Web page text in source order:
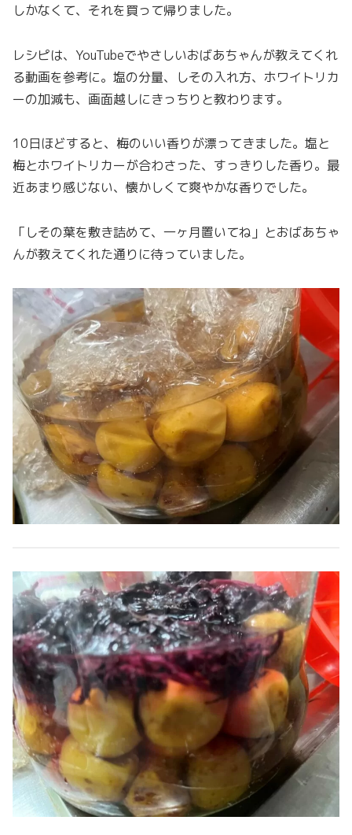
しかなくて、それを買って帰りました。
レシピは、YouTubeでやさしいおばあちゃんが教えてくれ
る動画を参考に。塩の分量、しその入れ方、ホワイトリカ
ーの加減も、画面越しにきっちりと教わります。
10日ほどすると、梅のいい香りが漂ってきました。塩と
梅とホワイトリカーが合わさった、すっきりした香り。最
近あまり感じない、懐かしくて爽やかな香りでした。
「しその葉を敷き詰めて、一ヶ月置いてね」とおばあちゃ
んが教えてくれた通りに待っていました。